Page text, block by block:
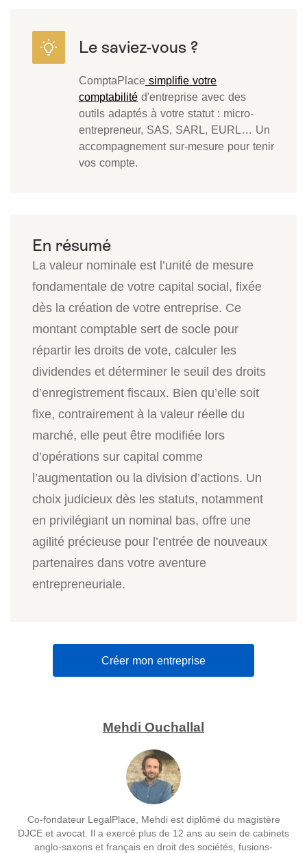
ComptaPlace simplifie votre
comptabilité d'entreprise avec des
outils adaptés à votre statut : micro-
entrepreneur, SAS, SARL, EURL… Un
accompagnement sur-mesure pour tenir
vos compte.
La valeur nominale est l’unité de mesure
fondamentale de votre capital social, fixée
dès la création de votre entreprise. Ce
montant comptable sert de socle pour
répartir les droits de vote, calculer les
dividendes et déterminer le seuil des droits
d’enregistrement fiscaux. Bien qu’elle soit
fixe, contrairement à la valeur réelle du
marché, elle peut être modifiée lors
d’opérations sur capital comme
l’augmentation ou la division d’actions. Un
choix judicieux dès les statuts, notamment
en privilégiant un nominal bas, offre une
agilité précieuse pour l’entrée de nouveaux
partenaires dans votre aventure
entrepreneuriale.
Créer mon entreprise
Mehdi Ouchallal
Co-fondateur LegalPlace, Mehdi est diplômé du magistère
DJCE et avocat. Il a exercé plus de 12 ans au sein de cabinets
anglo-saxons et français en droit des sociétés, fusions-